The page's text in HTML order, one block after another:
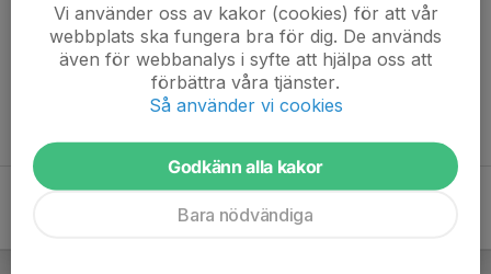
Inget referat skrivet
Vi använder oss av kakor (cookies) för att vår
webbplats ska fungera bra för dig. De används
även för webbanalys i syfte att hjälpa oss att
förbättra våra tjänster.
Så använder vi cookies
Godkänn alla kakor
Bara nödvändiga